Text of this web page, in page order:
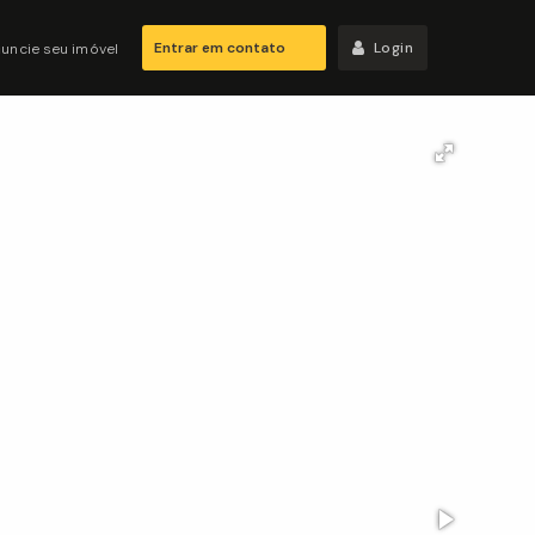
Login
Entrar em contato
seu imóvel